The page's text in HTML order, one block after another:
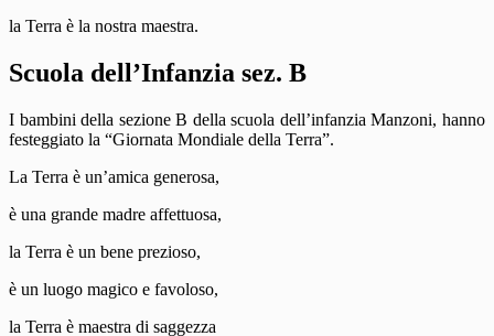
la Terra è la nostra maestra.
Scuola dell’Infanzia sez. B
I bambini della sezione B della scuola dell’infanzia Manzoni, hanno
festeggiato la “Giornata Mondiale della Terra”.
La Terra è un’amica generosa,
è una grande madre affettuosa,
la Terra è un bene prezioso,
è un luogo magico e favoloso,
la Terra è maestra di saggezza